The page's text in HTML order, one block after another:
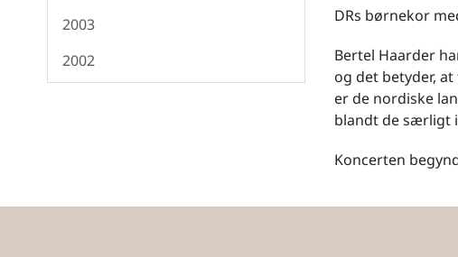
2003
2002
DRs børnekor
Bertel Haarder
og det betyder,
er de nordiske
blandt de særligt
Koncerten